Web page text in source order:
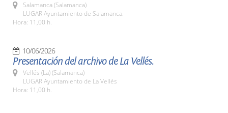
Salamanca (Salamanca)
LUGAR Ayuntamiento de Salamanca.
Hora: 11,00 h.
10/06/2026
Presentación del archivo de La Vellés.
Vellés (La) (Salamanca)
LUGAR Ayuntamiento de La Vellés
Hora: 11,00 h.